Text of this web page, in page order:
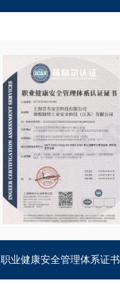
职业健康安全管理体系证书